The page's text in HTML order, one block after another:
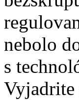
nebolo
s
Vyjadrite